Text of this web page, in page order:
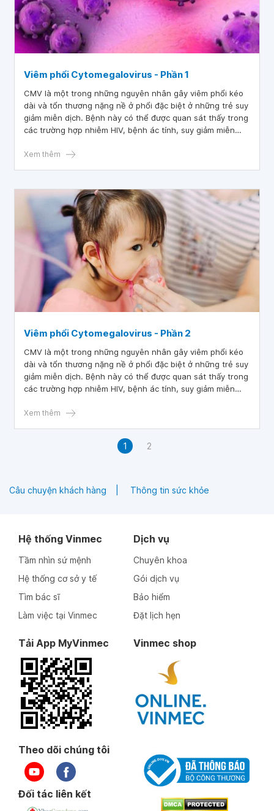
Viêm phổi Cytomegalovirus - Phần 1
CMV là một trong những nguyên nhân gây viêm phổi kéo
dài và tổn thương nặng nề ở phổi đặc biệt ở những trẻ suy
giảm miễn dịch. Bệnh này có thể được quan sát thấy trong
các trường hợp nhiễm HIV, bệnh ác tính, suy giảm miễn
Xem thêm
Viêm phổi Cytomegalovirus - Phần 2
CMV là một trong những nguyên nhân gây viêm phổi kéo
dài và tổn thương nặng nề ở phổi đặc biệt ở những trẻ suy
giảm miễn dịch. Bệnh này có thể được quan sát thấy trong
các trường hợp nhiễm HIV, bệnh ác tính, suy giảm miễn
Xem thêm
1 2
Câu chuyện khách hàng Thông tin sức khỏe
Hệ thống Vinmec
Tầm nhìn sứ mệnh
Hệ thống cơ sở y tế
Tìm bác sĩ
Làm việc tại Vinmec
Dịch vụ
Chuyên khoa
Gói dịch vụ
Bảo hiểm
Đặt lịch hẹn
Tải App MyVinmec Vinmec shop
Theo dõi chúng tôi
Đối tác liên kết